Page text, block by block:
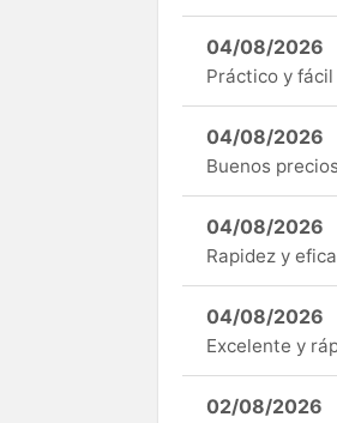
04/08/2026
Práctico y
04/08/2026
Buenos
04/08/2026
Rapidez y
04/08/2026
Excelente y
02/08/2026